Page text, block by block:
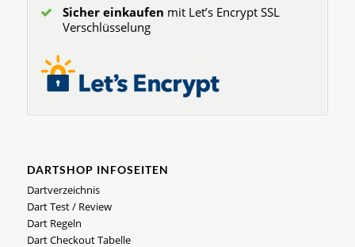
Sicher einkaufen mit Let’s Encrypt SSL
Verschlüsselung
DARTSHOP INFOSEITEN
Dartverzeichnis
Dart Test / Review
Dart Regeln
Dart Checkout Tabelle